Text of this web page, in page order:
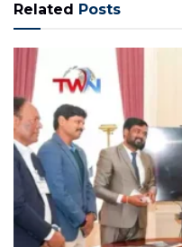
Related Posts